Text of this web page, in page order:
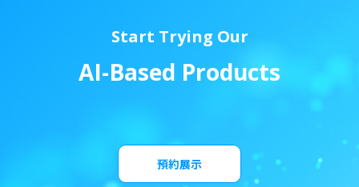
Start Trying Our
AI-Based Products
預約展示